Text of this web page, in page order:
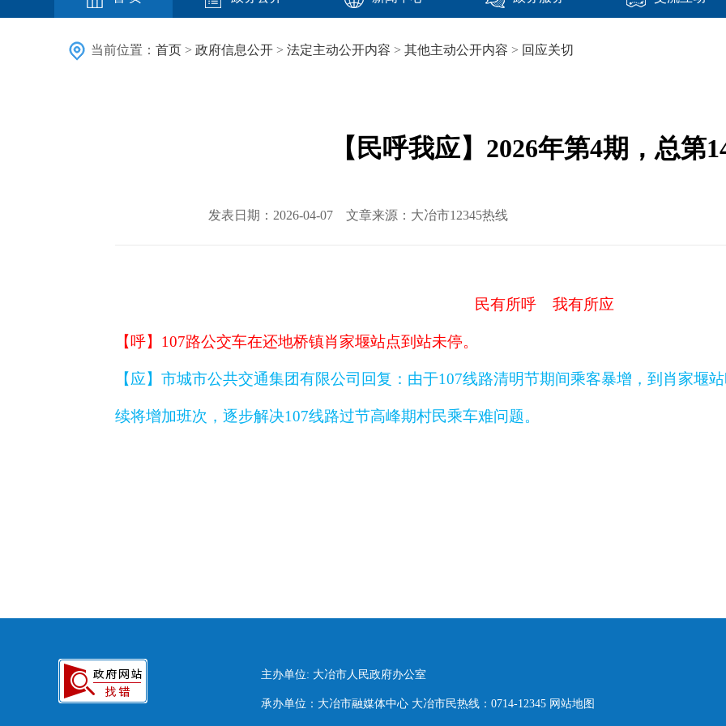
当前位置： 首页 > 政府信息公开 > 法定主动公开内容 > 其他主动公开内容 > 回应关切
【民呼我应】2026年第4期，总第
发表日期：2026-04-07 文章来源：大冶市12345热线
民有所呼 我有所应
【呼】 107路公交车在还地桥镇肖家堰站点到站未停。
【应】 市城市公共交通集团有限公司回复：由于107线路清明节期间乘客暴增，到肖家堰
续将增加班次，逐步解决107线路过节高峰期村民乘车难问题。
主办单位: 大冶市人民政府办公室
承办单位：大冶市融媒体中心 大冶市民热线：0714-12345 网站地图